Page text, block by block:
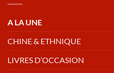
A LA UNE
CHINE & ETHNIQUE
LIVRES D’OCCASION